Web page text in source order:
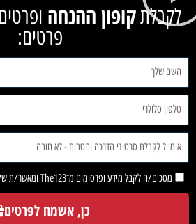
קופון ההנחהופרטים
פרטים:
מסכים/ה לקבל מידע ופרסומים מ־The123 ומאשר/ת שקראתי והסכמתי ל
כן, אשמח לפרטים